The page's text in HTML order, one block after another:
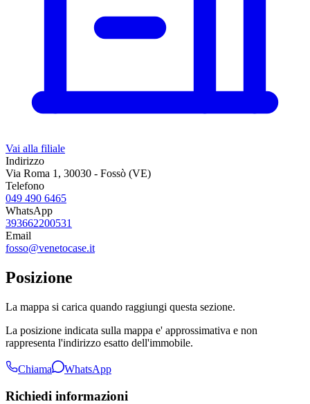
Vai alla filiale
Indirizzo
Via Roma 1, 30030 - Fossò (VE)
Telefono
049 490 6465
WhatsApp
393662200531
Email
fosso@venetocase.it
Posizione
La mappa si carica quando raggiungi questa sezione.
La posizione indicata sulla mappa e' approssimativa e non
rappresenta l'indirizzo esatto dell'immobile.
Chiama WhatsApp
Richiedi informazioni